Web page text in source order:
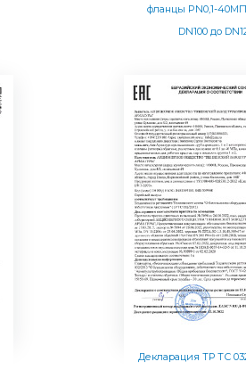
фланцы PN0,1-
DN100 до
Декларация ТР ТС